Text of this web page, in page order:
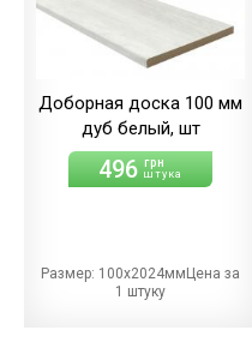
Доборная доска 100 мм
дуб белый, шт
496 грн
штука
Размер: 100х2024ммЦена за
1 штуку